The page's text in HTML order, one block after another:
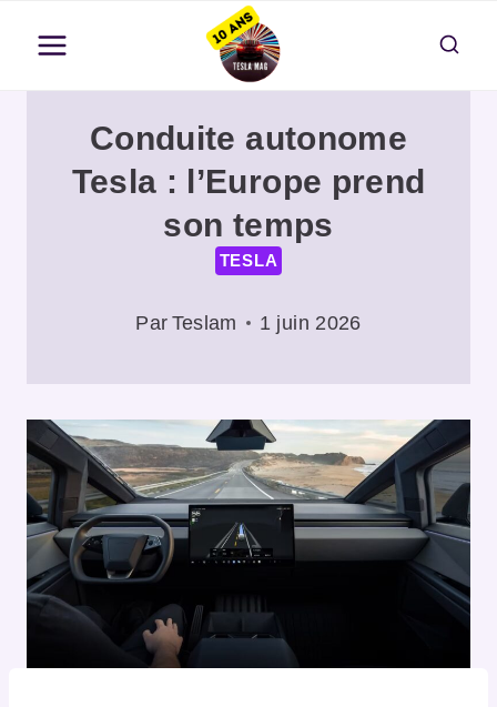
contenu
Conduite autonome
Tesla : l’Europe prend
son temps
TESLA
Par Teslam 1 juin 2026